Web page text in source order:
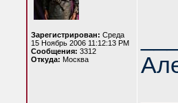
Зарегистрирован: Среда
15 Ноябрь 2006 11:12:13 PM
Сообщения: 3312
Откуда: Москва